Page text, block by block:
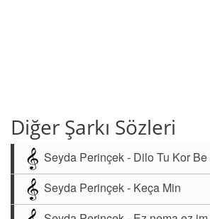
Diğer Şarkı Sözleri
Seyda Perinçek - Dilo Tu Kor Be
Seyda Perinçek - Keça Min